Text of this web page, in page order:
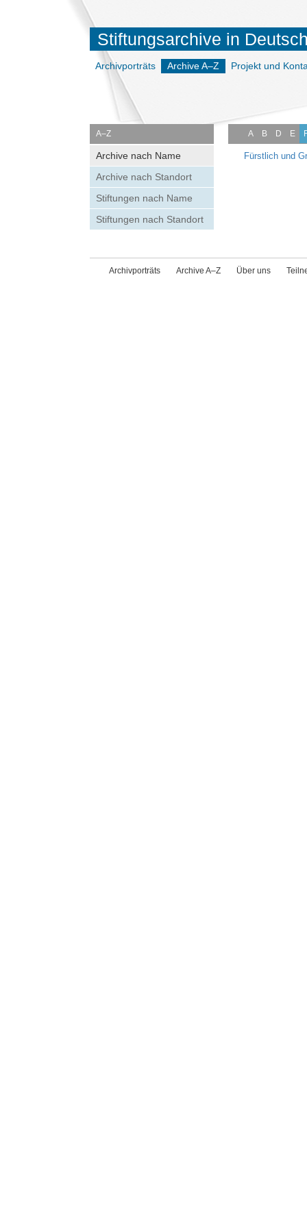
Stiftungsarchive in
Archivporträts Archive A–Z Projekt und
A–Z
Archive nach Name
Archive nach Standort
Stiftungen nach Name
Stiftungen nach Standort
A B D E
Fürstlich und
Archivporträts Archive A–Z Über uns